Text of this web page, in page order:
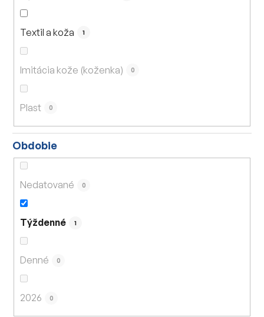
Textil a koža 1
Imitácia kože (koženka) 0
Plast 0
Obdobie
Nedatované 0
Týždenné 1
Denné 0
2026 0